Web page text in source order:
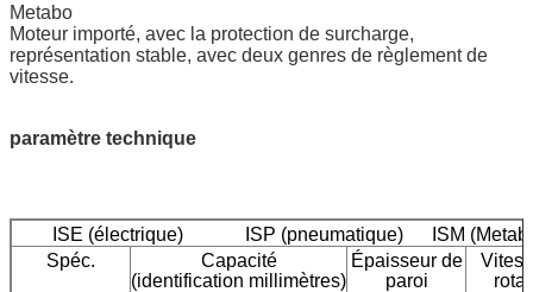
Metabo
Moteur importé, avec la protection de surcharge,
représentation stable, avec deux genres de règlement de
vitesse.
paramètre technique
ISE (électrique) ISP (pneumatique) ISM
Spéc.
Capacité
(identification millimètres)
Épaisseur de
paroi